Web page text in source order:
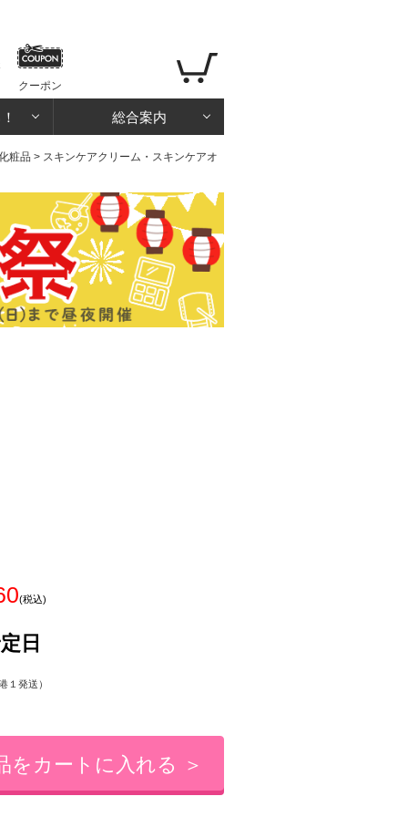
クーポン
総合案内
粧品 > スキンケアクリーム・スキンケアオ
(税込)
日
１発送）
をカートに入れる ＞